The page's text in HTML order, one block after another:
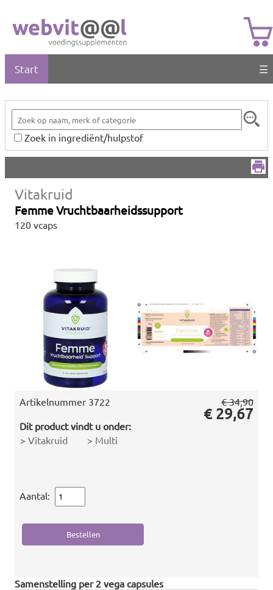
Start ☰
Zoek in ingrediënt/hulpstof
Vitakruid
Femme Vruchtbaarheidssupport
120 vcaps
Artikelnummer 3722
Dit product vindt u onder:
> Vitakruid > Multi
€ 34,90
€ 29,67
Aantal:
Samenstelling per 2 vega capsules